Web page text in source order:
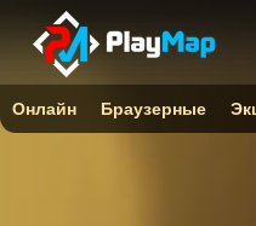
Онлайн Браузерные